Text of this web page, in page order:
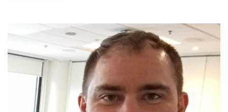
Президент Власов Я.В.
Первый вице-президент Кичигина Н. Ф.
Генеральный директор Матвиевская О.В.
Вице-президент Зрячева Н.В.
Вице-президент Шишлянников Ф.В.